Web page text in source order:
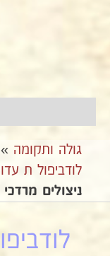
גולה ותקומה »
לודביפול ת
ניצולים מרדכי